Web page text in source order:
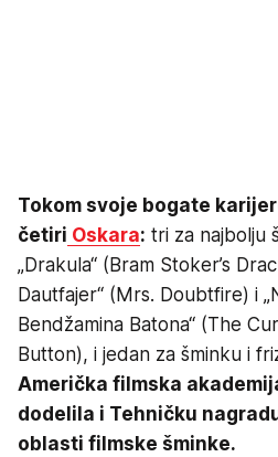
Tokom svoje bogate
četiri Oskara: tri za najbolju
„Drakula“ (Bram Stoker’s
Dautfajer“ (Mrs. Doubtfire) i
Bendžamina Batona“ (The
Button), i jedan za šminku i
Američka filmska
dodelila i Tehničku
oblasti filmske šminke.